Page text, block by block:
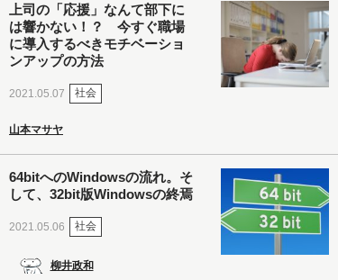
上司の「応援」なんて部下に
は響かない！？ 今すぐ職場
に導入するべきモチベーショ
ンアップの方法
2021.05.07 社会
山本マサヤ
64bitへのWindowsの流れ。そ
して、32bit版Windowsの終焉
2021.05.06 社会
柳井政和